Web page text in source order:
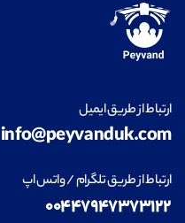
ارتباط از طریق ایمیل
info@peyvanduk.com
ارتباط از طریق تلگرام / واتس اپ
۰۰۴۴۷۹۴۷۳۷۳۱۲۲